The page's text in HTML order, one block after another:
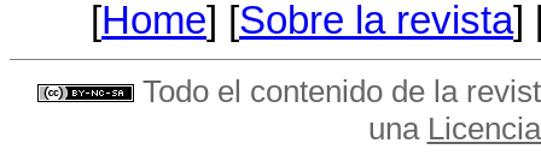
[Home] [Sobre la revista]
Todo el contenido de la
una